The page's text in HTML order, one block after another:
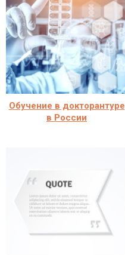
Обучение в докторантуре
в России